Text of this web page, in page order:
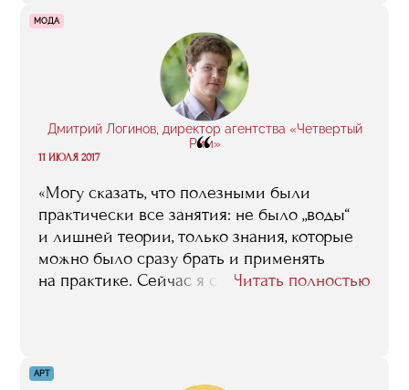
открыл своё заведение, кто-то успешно
развил проект, кто-то обанкротился, кто-то
открывает свою сеть и так далее. Жизнь
МОДА
Дмитрий Логинов, директор агентства «Четвертый
Рим»
“
11 ИЮЛЯ 2017
«Могу сказать, что полезными были
практически все занятия: не было „воды“
и лишней теории, только знания, которые
можно было сразу брать и применять
на практике. Сейчас я с большой теплотой
я и сейчас поддерживаю теплые
Читать полностью
АРТ